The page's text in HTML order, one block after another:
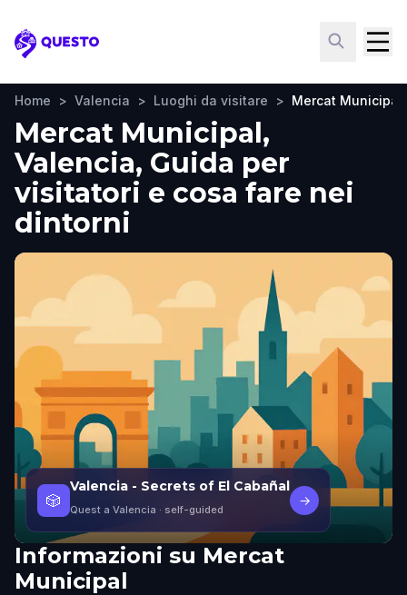
Questo
Home > Valencia > Luoghi da visitare > Mercat Municipal
Mercat Municipal,
Valencia, Guida per
visitatori e cosa fare nei
dintorni
🎲
Valencia - Secrets of El Cabañal
Quest a Valencia · self-guided
→
Informazioni su Mercat
Municipal